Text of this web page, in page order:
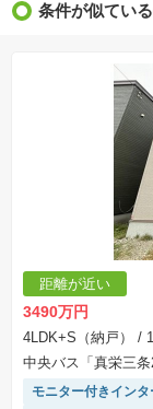
※価格更新：物件価格が変更
※建築条件土地の情報内に
の一例であって、プランの
※土地（建築条件なし）で
負会社によるもので、当該
とは限りません。また建築
※建築条件付き土地とは、
ことを条件として売買され
協議するため、土地購入者
交渉期間が設定され、その
します。なお、この期間は
負契約が成立しない場合、
手付金など）は名目のいか
※課税対象物件の「価格」
※「本体価格」とは、課税
合計額を指します。
表示されておりません。
※取引にかかる費用：物件
不動産会社によって表記有
いたします。
場合があります。
条件が似てい
距離が近い
3490万円
4LDK+S（納戸）
/
中央バス「真栄三
モニター付きインタ